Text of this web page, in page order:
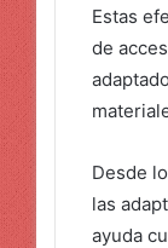
Estas
de
Desde
las
ayuda